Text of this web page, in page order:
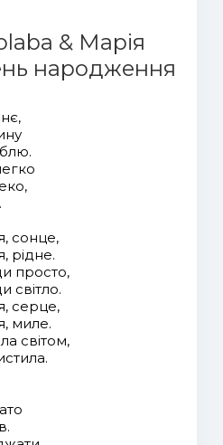
& Марія
народження
сонце,
рідне.
просто,
світло.
серце,
миле.
світом,